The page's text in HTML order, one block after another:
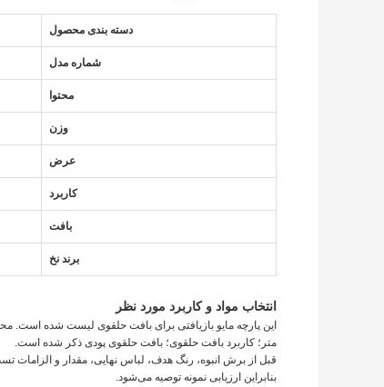
دسته بندی محصول
شماره مدل
محتوا
وزن
عرض
کاربرد
بافت
برند نخ
انتخاب مواد و کاربرد مورد نظر
متر؛ کاربرد بافت حلقوی؛ بافت حلقوی پودی ذکر شده است.
قبل از برش انبوه، رنگ هدف، لباس نهایی، مقدار و الزامات
بنابراین ارزیابی نمونه توصیه می‌شود.